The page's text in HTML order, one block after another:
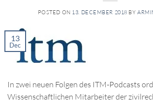
POSTED ON 13. DECEMBER 2018 BY
13
Dec
In zwei neuen Folgen des ITM-Podcasts
Wissenschaftlichen Mitarbeiter der